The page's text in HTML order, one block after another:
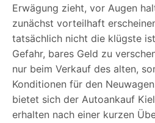
Erwägung zieht, vor Augen
zunächst vorteilhaft
tatsächlich nicht die klügste
Gefahr, bares Geld zu
nur beim Verkauf des alten,
Konditionen für den
bietet sich der Autoankauf
erhalten nach einer kurzen